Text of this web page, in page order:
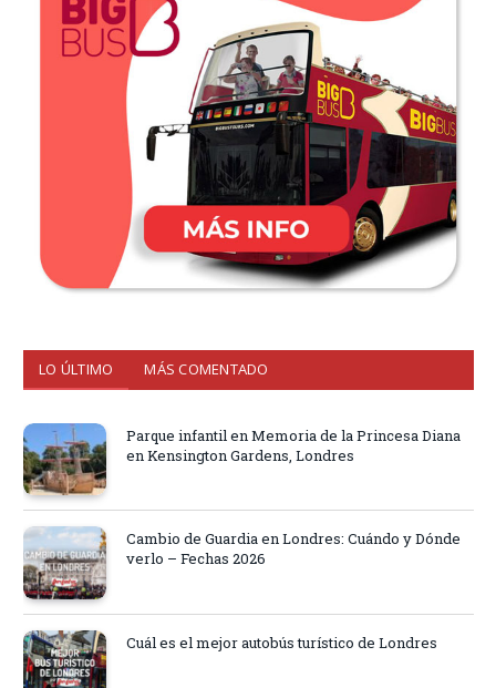
LO ÚLTIMO MÁS COMENTADO
Parque infantil en Memoria de la Princesa Diana
en Kensington Gardens, Londres
Cambio de Guardia en Londres: Cuándo y Dónde
verlo – Fechas 2026
Cuál es el mejor autobús turístico de Londres